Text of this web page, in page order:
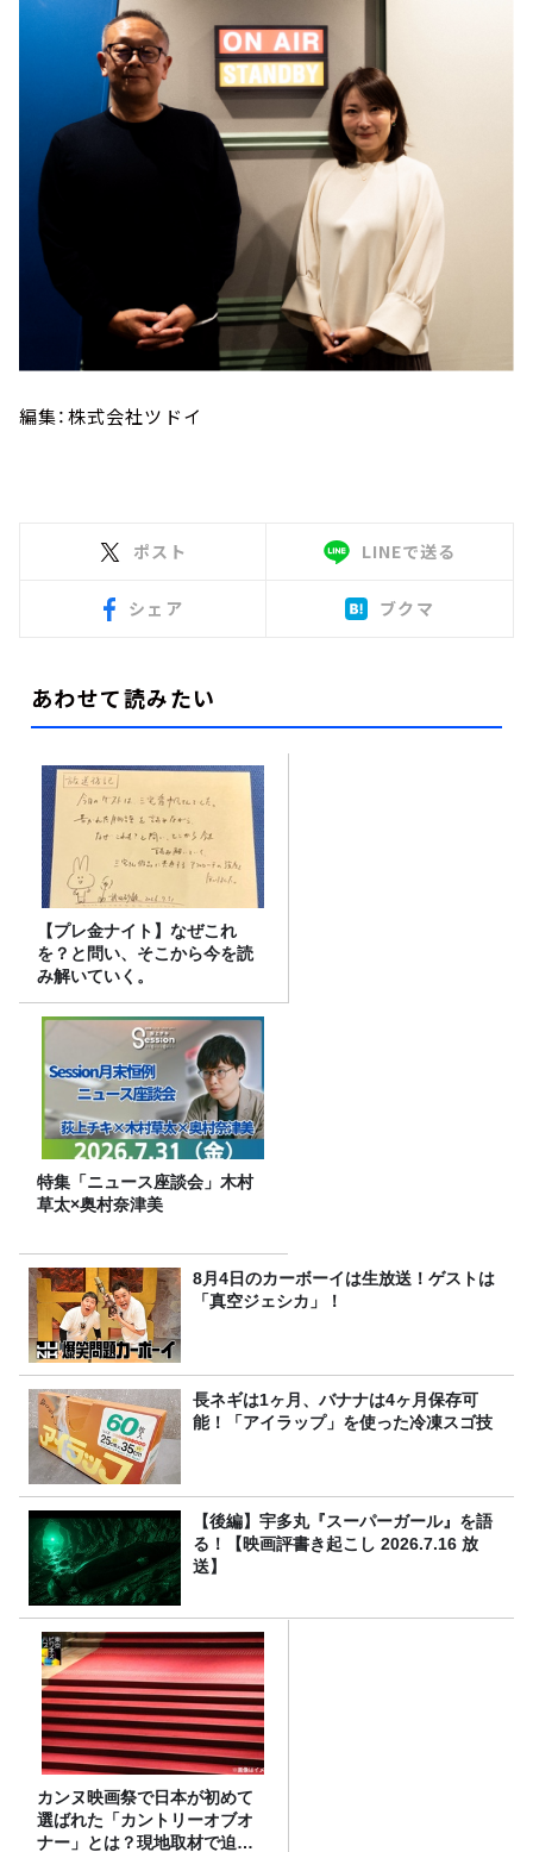
編集：株式会社ツドイ
ポスト LINEで送る
シェア ブクマ
あわせて読みたい
【プレ金ナイト】なぜこれ
を？と問い、そこから今を読
み解いていく。
特集「ニュース座談会」木村
草太×奥村奈津美
8月4日のカーボーイは生放送！ゲストは
「真空ジェシカ」！
長ネギは1ヶ月、バナナは4ヶ月保存可
能！「アイラップ」を使った冷凍スゴ技
【後編】宇多丸『スーパーガール』を語
る！【映画評書き起こし 2026.7.16 放
送】
カンヌ映画祭で日本が初めて
選ばれた「カントリーオブオ
ナー」とは？現地取材で迫る